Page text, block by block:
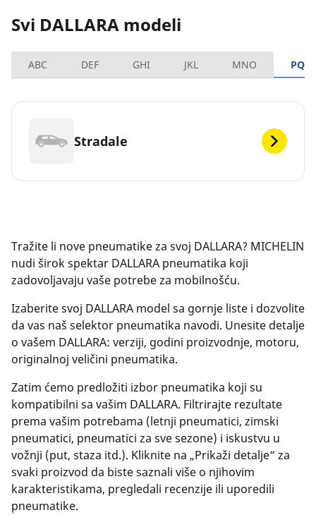
Svi DALLARA modeli
ABC DEF GHI JKL MNO PQRS
Stradale
Tražite li nove pneumatike za svoj DALLARA? MICHELIN
nudi širok spektar DALLARA pneumatika koji
zadovoljavaju vaše potrebe za mobilnošću.
Izaberite svoj DALLARA model sa gornje liste i dozvolite
da vas naš selektor pneumatika navodi. Unesite detalje
o vašem DALLARA: verziji, godini proizvodnje, motoru,
originalnoj veličini pneumatika.
Zatim ćemo predložiti izbor pneumatika koji su
kompatibilni sa vašim DALLARA. Filtrirajte rezultate
prema vašim potrebama (letnji pneumatici, zimski
pneumatici, pneumatici za sve sezone) i iskustvu u
vožnji (put, staza itd.). Kliknite na „Prikaži detalje“ za
svaki proizvod da biste saznali više o njihovim
karakteristikama, pregledali recenzije ili uporedili
pneumatike.